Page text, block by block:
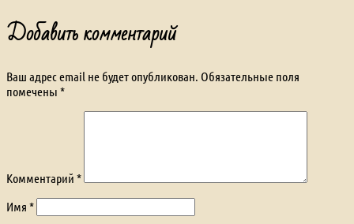
Добавить комментарий
Ваш адрес email не будет опубликован. Обязательные поля
помечены *
Комментарий *
Имя *